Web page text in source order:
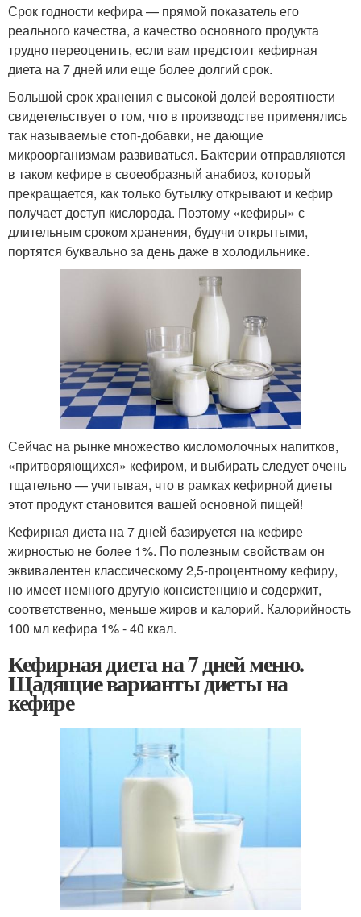
Срок годности кефира — прямой показатель его
реального качества, а качество основного продукта
трудно переоценить, если вам предстоит кефирная
диета на 7 дней или еще более долгий срок.
Большой срок хранения с высокой долей вероятности
свидетельствует о том, что в производстве применялись
так называемые стоп-добавки, не дающие
микроорганизмам развиваться. Бактерии отправляются
в таком кефире в своеобразный анабиоз, который
прекращается, как только бутылку открывают и кефир
получает доступ кислорода. Поэтому «кефиры» с
длительным сроком хранения, будучи открытыми,
портятся буквально за день даже в холодильнике.
Сейчас на рынке множество кисломолочных напитков,
«притворяющихся» кефиром, и выбирать следует очень
тщательно — учитывая, что в рамках кефирной диеты
этот продукт становится вашей основной пищей!
Кефирная диета на 7 дней базируется на кефире
жирностью не более 1%. По полезным свойствам он
эквивалентен классическому 2,5-процентному кефиру,
но имеет немного другую консистенцию и содержит,
соответственно, меньше жиров и калорий. Калорийность
100 мл кефира 1% - 40 ккал.
Кефирная диета на 7 дней меню.
Щадящие варианты диеты на
кефире